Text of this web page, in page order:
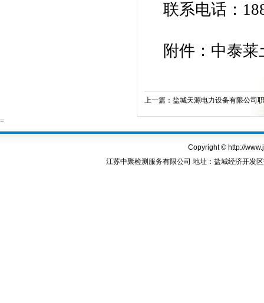
联系电话：
附件： 中泰莱
上一篇： 盐城天源电力设备有限公司
=
Copyright © http://
江苏中聚检测服务有限公司 地址：盐城经济开发区